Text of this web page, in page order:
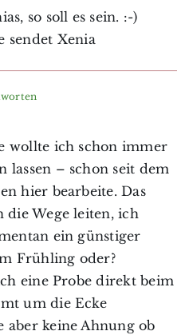
so soll es sein. :-)
sendet Xenia
wollte ich schon immer
– schon seit dem
hier bearbeite. Das
Wege leiten, ich
ein günstiger
Frühling oder?
eine Probe direkt beim
um die Ecke
aber keine Ahnung ob